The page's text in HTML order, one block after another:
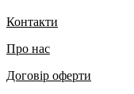
Контакти
Про нас
Договір оферти